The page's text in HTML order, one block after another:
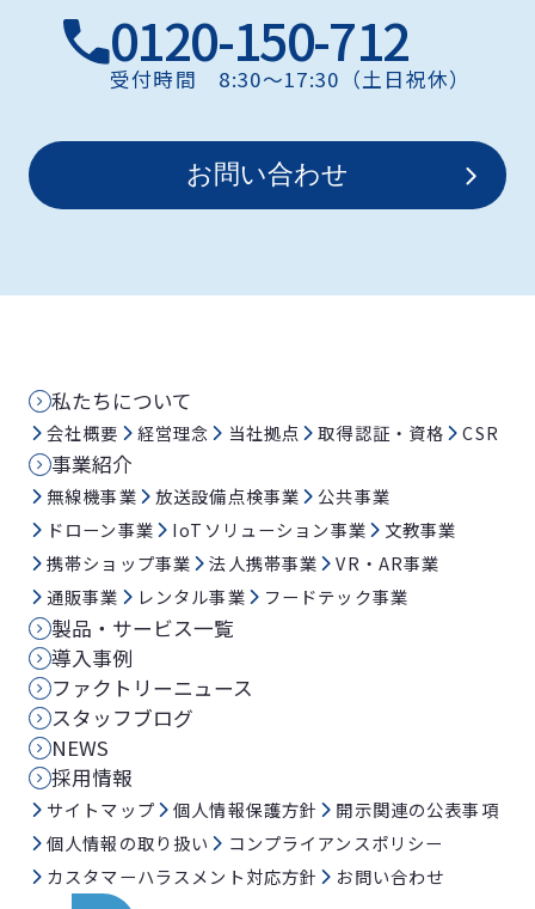
0120-150-712
受付時間 8:30〜17:30（土日祝休）
お問い合わせ
私たちについて
会社概要 経営理念 当社拠点 取得認証・資格 CSR
事業紹介
無線機事業 放送設備点検事業
公共事業
ドローン事業
IoTソリューション事業
文教事業
携帯ショップ事業
法人携帯事業
VR・AR事業
通販事業
レンタル事業 フードテック事業
製品・サービス一覧
導入事例
ファクトリーニュース
スタッフブログ
NEWS
採用情報
サイトマップ 個人情報保護方針
開示関連の公表事項
個人情報の取り扱い
コンプライアンスポリシー
カスタマーハラスメント対応方針
お問い合わせ